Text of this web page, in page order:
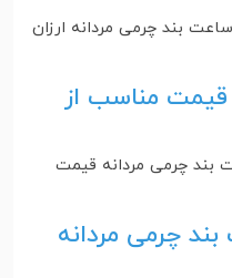
بند چرمی مردانه ارزان
قیمت مناسب از
بند چرمی مردانه قیمت
چرمی مردانه